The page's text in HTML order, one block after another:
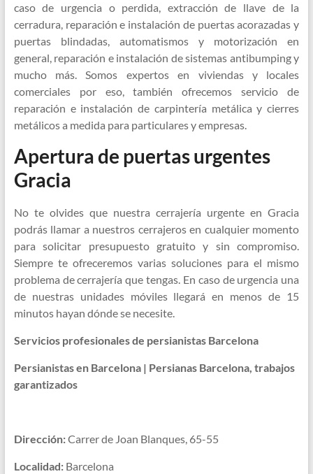
caso de urgencia o perdida, extracción de llave de la
cerradura, reparación e instalación de puertas acorazadas y
puertas blindadas, automatismos y motorización en
general, reparación e instalación de sistemas antibumping y
mucho más. Somos expertos en viviendas y locales
comerciales por eso, también ofrecemos servicio de
reparación e instalación de carpintería metálica y cierres
metálicos a medida para particulares y empresas.
Apertura de puertas urgentes
Gracia
No te olvides que nuestra cerrajería urgente en Gracia
podrás llamar a nuestros cerrajeros en cualquier momento
para solicitar presupuesto gratuito y sin compromiso.
Siempre te ofreceremos varias soluciones para el mismo
problema de cerrajería que tengas. En caso de urgencia una
de nuestras unidades móviles llegará en menos de 15
minutos hayan dónde se necesite.
Servicios profesionales de persianistas Barcelona
Persianistas en Barcelona | Persianas Barcelona, trabajos
garantizados
Dirección:Carrer de Joan Blanques, 65-55
Localidad:Barcelona